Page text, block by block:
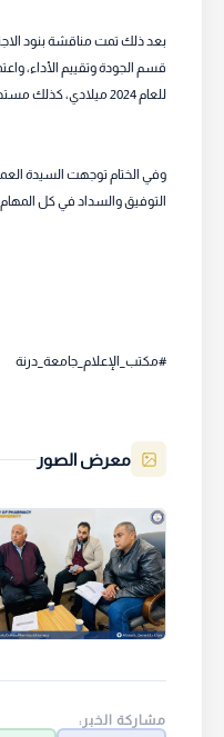
بعد ذلك تمت مناقشة بنود
قسم الجودة وتقييم الأداء،
للعام 2024 ميلادي، كذلك مستجدات الإرشاد الأكاديمي.
وفي الختام توجهت السيدة
التوفيق والسداد في كل
#مكتب_الإعلام_جامعة_درنة
معرض الصور
مشاركة الخبر: